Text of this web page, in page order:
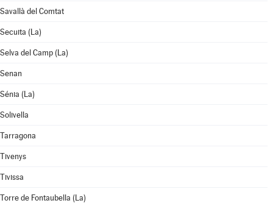
Savallà del Comtat
Secuita (La)
Selva del Camp (La)
Senan
Sénia (La)
Solivella
Tarragona
Tivenys
Tivissa
Torre de Fontaubella (La)